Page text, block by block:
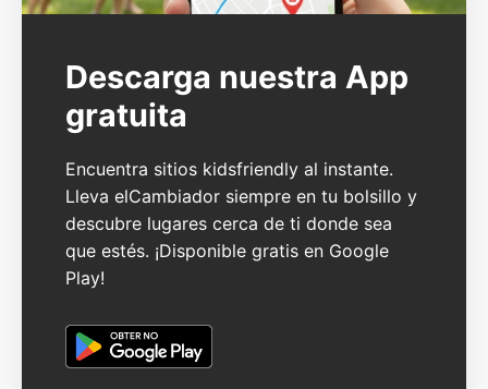
Descarga nuestra App
gratuita
Encuentra sitios kidsfriendly al instante.
Lleva elCambiador siempre en tu bolsillo y
descubre lugares cerca de ti donde sea
que estés. ¡Disponible gratis en Google
Play!